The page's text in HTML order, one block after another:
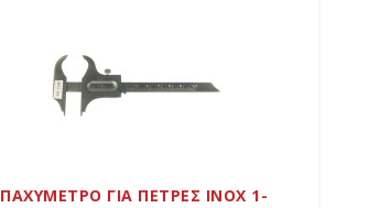
ΠΑΧΥΜΕΤΡΟ ΓΙΑ ΠΕΤΡΕΣ ΙΝΟΧ 1-